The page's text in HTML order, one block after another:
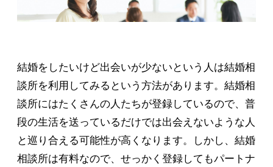
結婚をしたいけど出会いが少ないという人は結婚相
談所を利用してみるという方法があります。結婚相
談所にはたくさんの人たちが登録しているので、普
段の生活を送っているだけでは出会えないような人
と巡り合える可能性が高くなります。しかし、結婚
相談所は有料なので、せっかく登録してもパートナ